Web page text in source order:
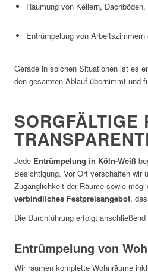
Räumung von Kellern,
Entrümpelung von
Gerade in solchen Situationen ist es
den gesamten Ablauf übernimmt und
SORGFÄLTIGE
Jede Entrümpelung in Köln-Weiß
Besichtigung. Vor Ort verschaffen wir
Zugänglichkeit der Räume sowie
verbindliches Festpreisangebot,
Die Durchführung erfolgt
Entrümpelung von
Wir räumen komplette Wohnräume